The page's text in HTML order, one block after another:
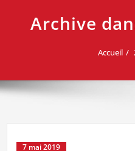
Archive
Accueil
7 mai 2019